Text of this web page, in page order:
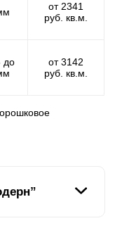
от 2341
руб. кв.м.
до
от 3142
руб. кв.м.